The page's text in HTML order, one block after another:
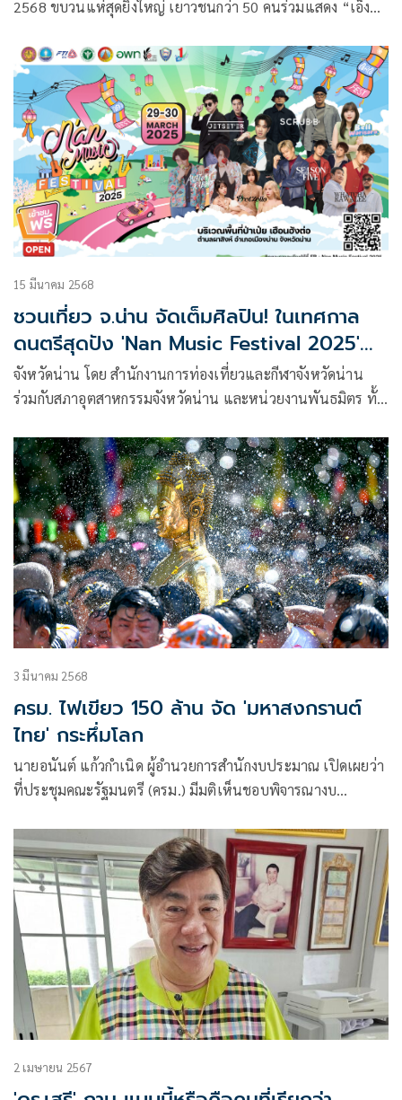
2568 ขบวนแห่สุดยิ่งใหญ่ เยาวชนกว่า 50 คนร่วมแสดง “เอ็ง
15 มีนาคม 2568
ชวนเที่ยว จ.น่าน จัดเต็มศิลปิน! ในเทศกาล
ดนตรีสุดปัง 'Nan Music Festival 2025'
เพื่อส่งเสริมการท่องเที่ยว 29-30 มี.ค. 68
เข้าชมฟรี
จังหวัดน่าน โดย สำนักงานการท่องเที่ยวและกีฬาจังหวัดน่าน
ร่วมกับสภาอุตสาหกรรมจังหวัดน่าน และหน่วยงานพันธมิตร ทั้ง
2025” ระหว่างวันที่ 29 – 30 มีนาคม 2568 ณ บริ
3 มีนาคม 2568
ครม. ไฟเขียว 150 ล้าน จัด 'มหาสงกรานต์
ไทย' กระหึ่มโลก
นายอนันต์ แก้วกำเนิด ผู้อำนวยการสำนักงบประมาณ เปิดเผยว่า
ที่ประชุมคณะรัฐมนตรี (ครม.) มีมติเห็นชอบพิจารณางบ
2 เมษายน 2567